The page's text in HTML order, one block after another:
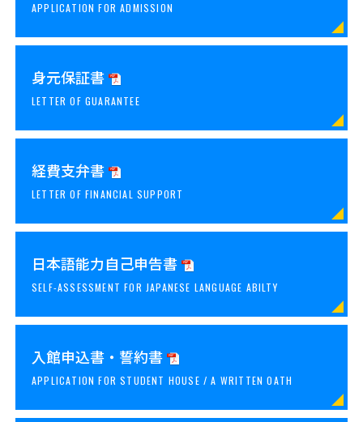
APPLICATION FOR ADMISSION
身元保証書
LETTER OF GUARANTEE
経費支弁書
LETTER OF FINANCIAL SUPPORT
日本語能力自己申告書
SELF-ASSESSMENT FOR JAPANESE LANGUAGE ABILTY
入館申込書・誓約書
APPLICATION FOR STUDENT HOUSE / A WRITTEN OATH